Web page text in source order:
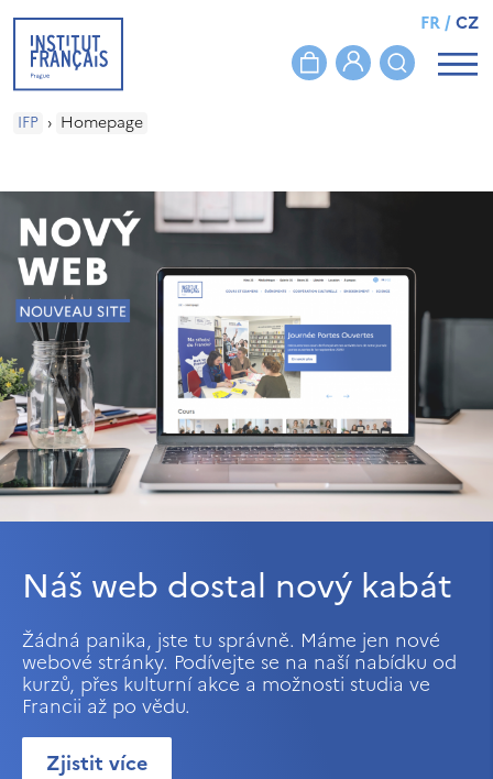
FR/CZ
IFP › Homepage
Náš web dostal nový kabát
Žádná panika, jste tu správně. Máme jen nové
webové stránky. Podívejte se na naší nabídku od
kurzů, přes kulturní akce a možnosti studia ve
Francii až po vědu.
Zjistit více